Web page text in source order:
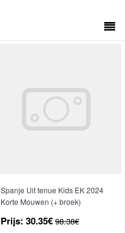
Spanje Uit tenue Kids EK 2024
Korte Mouwen (+ broek)
Prijs: 30.35€ 98.38€